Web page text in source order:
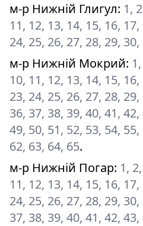
м-р Нижній Глигул: 1,
11, 12, 13, 14, 15, 16,
24, 25, 26, 27, 28, 29,
м-р Нижній Мокрий:
10, 11, 12, 13, 14, 15,
23, 24, 25, 26, 27, 28,
36, 37, 38, 39, 40, 41,
49, 50, 51, 52, 53, 54,
62, 63, 64, 65.
м-р Нижній Погар: 1,
11, 12, 13, 14, 15, 16,
24, 25, 26, 27, 28, 29,
37, 38, 39, 40, 41, 42,